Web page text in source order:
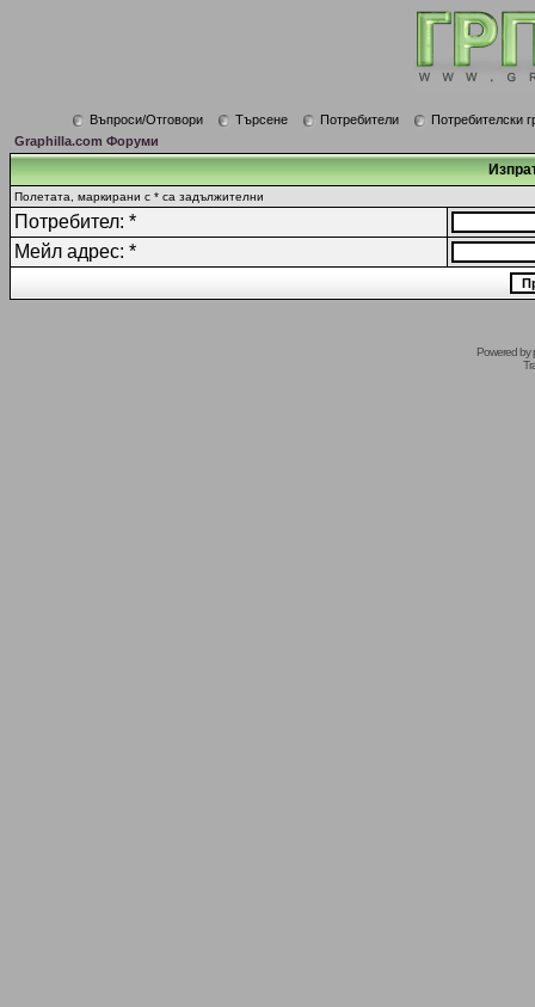
Въпроси/Отговори Търсене Потребители
Потребителски
Graphilla.com Форуми
Полетата, маркирани с * са задължителни
Потребител: *
Мейл адрес: *
Powered by